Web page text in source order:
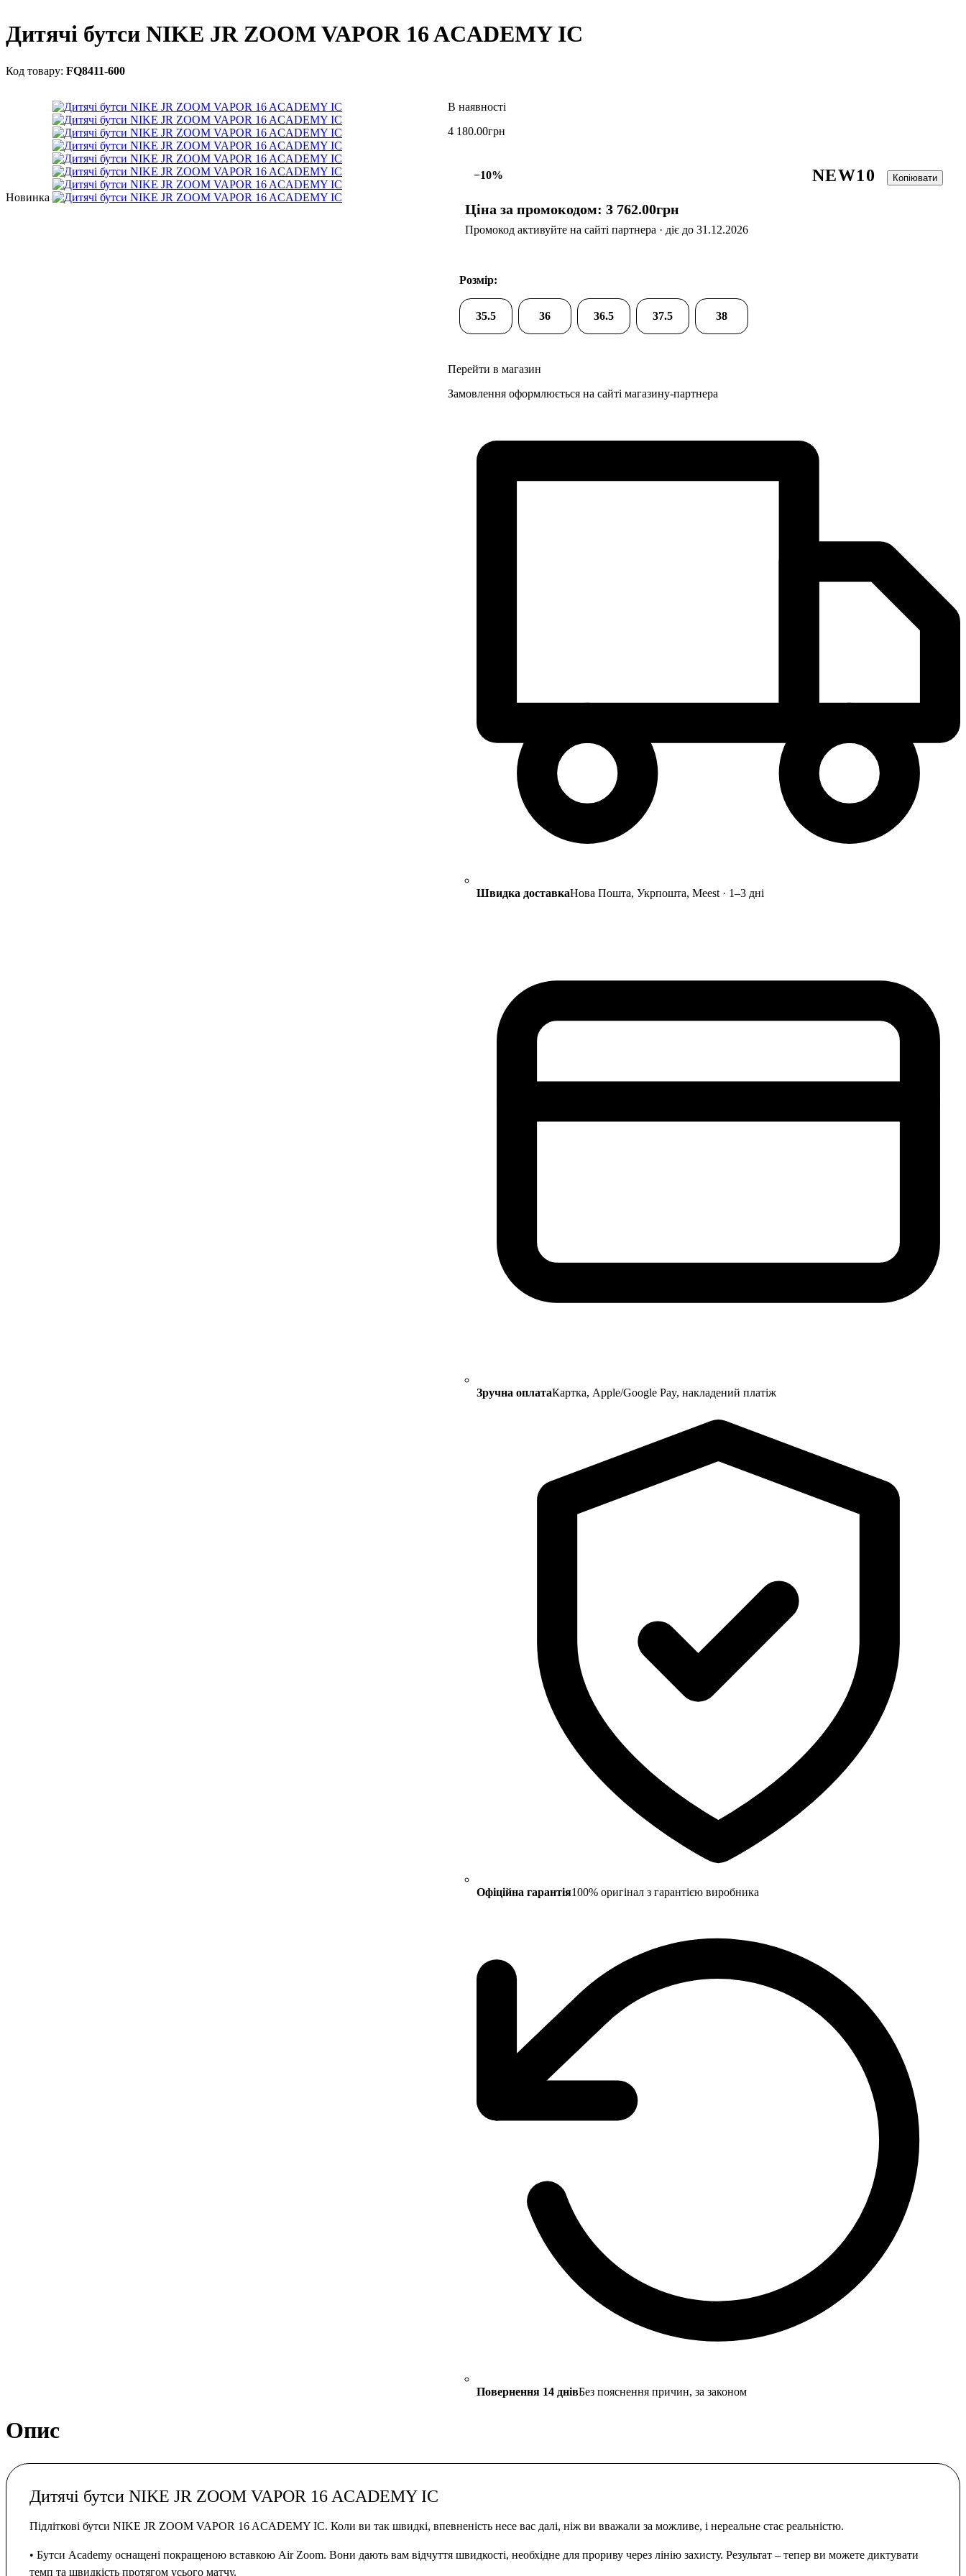
Дитячі бутси NIKE JR ZOOM VAPOR 16 ACADEMY IC
FQ8411-600
Новинка
4 180.00грн
−10% NEW10 Копіювати
Ціна за промокодом:3 762.00грн
Промокод активуйте на сайті партнера · діє до 31.12.2026
Розмір:
35.5 36 36.5 37.5 38
Перейти в магазин
Замовлення оформлюється на сайті магазину-партнера
Швидка доставкаНова Пошта, Укрпошта, Meest · 1–3 дні
Зручна оплатаКартка, Apple/Google Pay, накладений платіж
Офіційна гарантія100% оригінал з гарантією виробника
Повернення 14 днівБез пояснення причин, за законом
Опис
Дитячі бутси NIKE JR ZOOM VAPOR 16 ACADEMY IC
Підліткові бутси NIKE JR ZOOM VAPOR 16 ACADEMY IC. Коли ви так швидкі, впевненість несе вас далі, ніж ви вважали за можливе, і нереальне стає реальністю.
• Бутси Academy оснащені покращеною вставкою Air Zoom. Вони дають вам відчуття швидкості, необхідне для прориву через лінію захисту. Результат – тепер ви можете диктувати
темп та швидкість протягом усього матчу.